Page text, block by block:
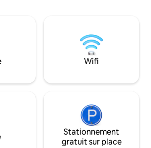
four à micro-ondes,
à griller et des
Netflix, la
sont gratuits.
La hauteur
eau, 3 douches,
télévision et un
Netflix, une
se détendre.
Wifi
Stationnement
gratuit sur place